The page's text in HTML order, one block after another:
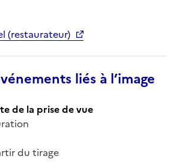
(restaurateur)
liés à l’image
de la prise de vue
du tirage